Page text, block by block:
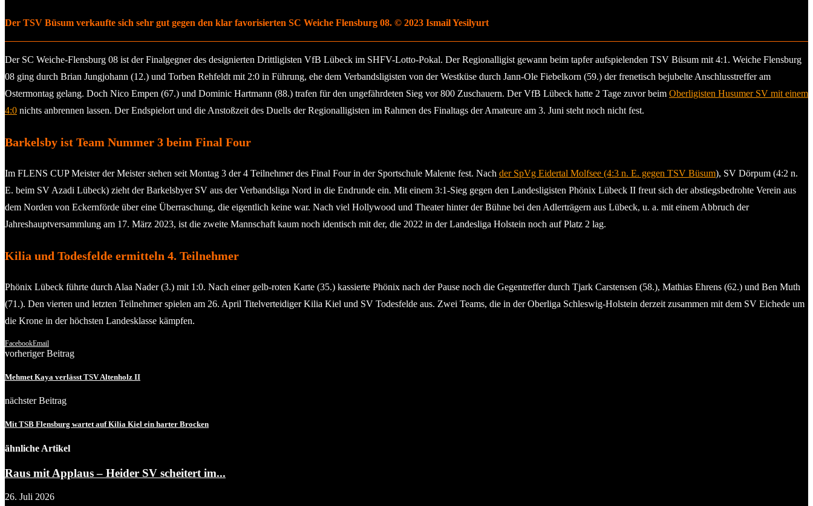
Der TSV Büsum verkaufte sich sehr gut gegen den klar favorisierten SC Weiche Flensburg 08. © 2023 Ismail Yesilyurt
Der SC Weiche-Flensburg 08 ist der Finalgegner des designierten Drittligisten VfB Lübeck im SHFV-Lotto-Pokal. Der Regionalligist gewann beim tapfer aufspielenden TSV Büsum mit 4:1. Weiche Flensburg
08 ging durch Brian Jungjohann (12.) und Torben Rehfeldt mit 2:0 in Führung, ehe dem Verbandsligisten von der Westküse durch Jann-Ole Fiebelkorn (59.) der frenetisch bejubelte Anschlusstreffer am
Ostermontag gelang. Doch Nico Empen (67.) und Dominic Hartmann (88.) trafen für den ungefährdeten Sieg vor 800 Zuschauern. Der VfB Lübeck hatte 2 Tage zuvor beim Oberligisten Husumer SV mit einem
4:0 nichts anbrennen lassen. Der Endspielort und die Anstoßzeit des Duells der Regionalligisten im Rahmen des Finaltags der Amateure am 3. Juni steht noch nicht fest.
Barkelsby ist Team Nummer 3 beim Final Four
Im FLENS CUP Meister der Meister stehen seit Montag 3 der 4 Teilnehmer des Final Four in der Sportschule Malente fest. Nach der SpVg Eidertal Molfsee (4:3 n. E. gegen TSV Büsum), SV Dörpum (4:2 n.
E. beim SV Azadi Lübeck) zieht der Barkelsbyer SV aus der Verbandsliga Nord in die Endrunde ein. Mit einem 3:1-Sieg gegen den Landesligisten Phönix Lübeck II freut sich der abstiegsbedrohte Verein aus
dem Norden von Eckernförde über eine Überraschung, die eigentlich keine war. Nach viel Hollywood und Theater hinter der Bühne bei den Adlerträgern aus Lübeck, u. a. mit einem Abbruch der
Jahreshauptversammlung am 17. März 2023, ist die zweite Mannschaft kaum noch identisch mit der, die 2022 in der Landesliga Holstein noch auf Platz 2 lag.
Kilia und Todesfelde ermitteln 4. Teilnehmer
Phönix Lübeck führte durch Alaa Nader (3.) mit 1:0. Nach einer gelb-roten Karte (35.) kassierte Phönix nach der Pause noch die Gegentreffer durch Tjark Carstensen (58.), Mathias Ehrens (62.) und Ben Muth
(71.). Den vierten und letzten Teilnehmer spielen am 26. April Titelverteidiger Kilia Kiel und SV Todesfelde aus. Zwei Teams, die in der Oberliga Schleswig-Holstein derzeit zusammen mit dem SV Eichede um
die Krone in der höchsten Landesklasse kämpfen.
FacebookEmail
vorheriger Beitrag
Mehmet Kaya verlässt TSV Altenholz II
nächster Beitrag
Mit TSB Flensburg wartet auf Kilia Kiel ein harter Brocken
ähnliche Artikel
Raus mit Applaus – Heider SV scheitert im...
26. Juli 2026